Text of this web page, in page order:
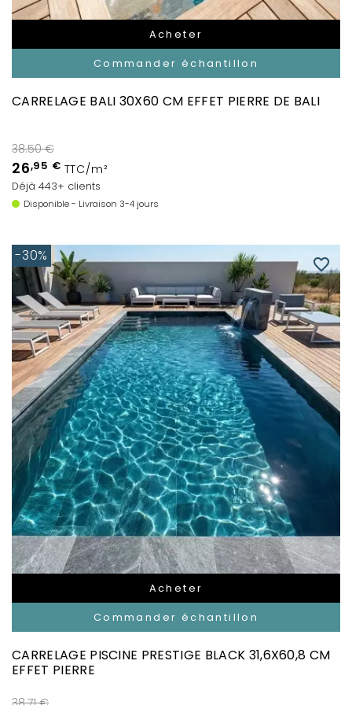
Acheter
Commander échantillon
CARRELAGE BALI 30X60 CM EFFET PIERRE DE BALI
38.50 €
26,95 € TTC/m²
Déjà 443+ clients
Disponible - Livraison 3-4 jours
Acheter
Commander échantillon
favorite_border
CARRELAGE PISCINE PRESTIGE BLACK 31,6X60,8 CM
EFFET PIERRE
-30%